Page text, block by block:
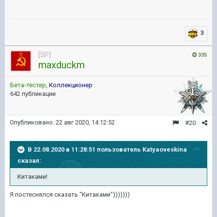
3
335
[SP]
maxduckm
Бета-тестер, Коллекционер
642 публикации
#20
Опубликовано: 22 авг 2020, 14:12:52
В 22.08.2020 в 11:28:51 пользователь Katyaoveskina
сказал:
Китаками!
Я постеснялся сказать "Китаками")))))))